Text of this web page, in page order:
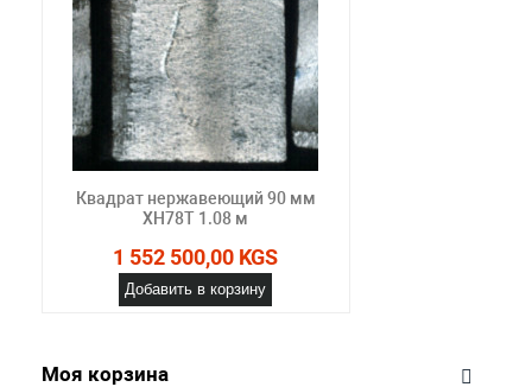
Квадрат нержавеющий 90 мм
ХН78Т 1.08 м
1 552 500,00 KGS
Добавить в корзину
Моя корзина